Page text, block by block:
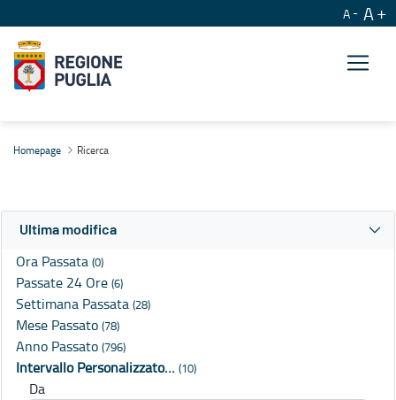
A A
Homepage Ricerca
Ultima modifica
Ora Passata (0)
Passate 24 Ore (6)
Settimana Passata (28)
Mese Passato (78)
Anno Passato (796)
Intervallo Personalizzato… (10)
Da